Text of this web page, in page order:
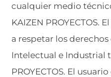
cualquier medio
KAIZEN PROYECTOS.
a respetar los
Intelectual e Industrial
PROYECTOS. El